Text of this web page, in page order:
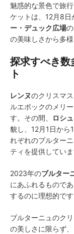
魅惑的な景色で旅
ケットは、12月8日
ー・デュック広場
の美味しさから多
探求すべき数
ト
レンヌのクリスマ
ルエポックのメリ
す。その間、
ロシ
貌し、12月1日から
れぞれのブルター
ティを提供していま
2023年のブルター
にあふれるもので
するのに理想的です
ブルターニュのク
の美しさに限らず